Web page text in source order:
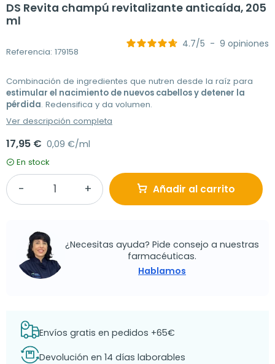
DS Revita champú revitalizante anticaída, 205
ml
Referencia: 179158
4.7/5 - 9 opiniones
Combinación de ingredientes que nutren desde la raíz para
estimular el nacimiento de nuevos cabellos y detener la
pérdida. Redensifica y da volumen.
Ver descripción completa
17,95 € 0,09 €/ml
En stock
Añadir al carrito
¿Necesitas ayuda? Pide consejo a nuestras
farmacéuticas.
Hablamos
Envíos gratis en pedidos +65€
Devolución en 14 días laborables